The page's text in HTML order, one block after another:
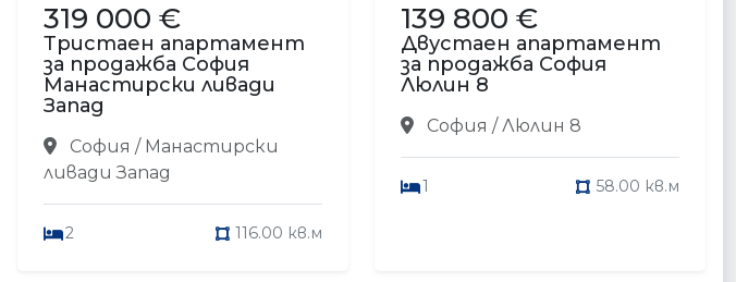
319 000 €
Тристаен апартамент
за продажба София
Манастирски ливади
Запад
София / Манастирски
ливади Запад
2 116.00 кв.м
139 800 €
Двустаен апартамент
за продажба София
Люлин 8
София / Люлин 8
1 58.00 кв.м